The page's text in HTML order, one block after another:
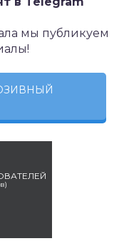
мы публикуем